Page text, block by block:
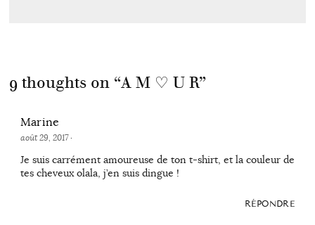
9 thoughts on “A M ♡ U R”
Marine
août 29, 2017·
Je suis carrément amoureuse de ton t-shirt, et la couleur de
tes cheveux olala, j’en suis dingue !
RÉPONDRE